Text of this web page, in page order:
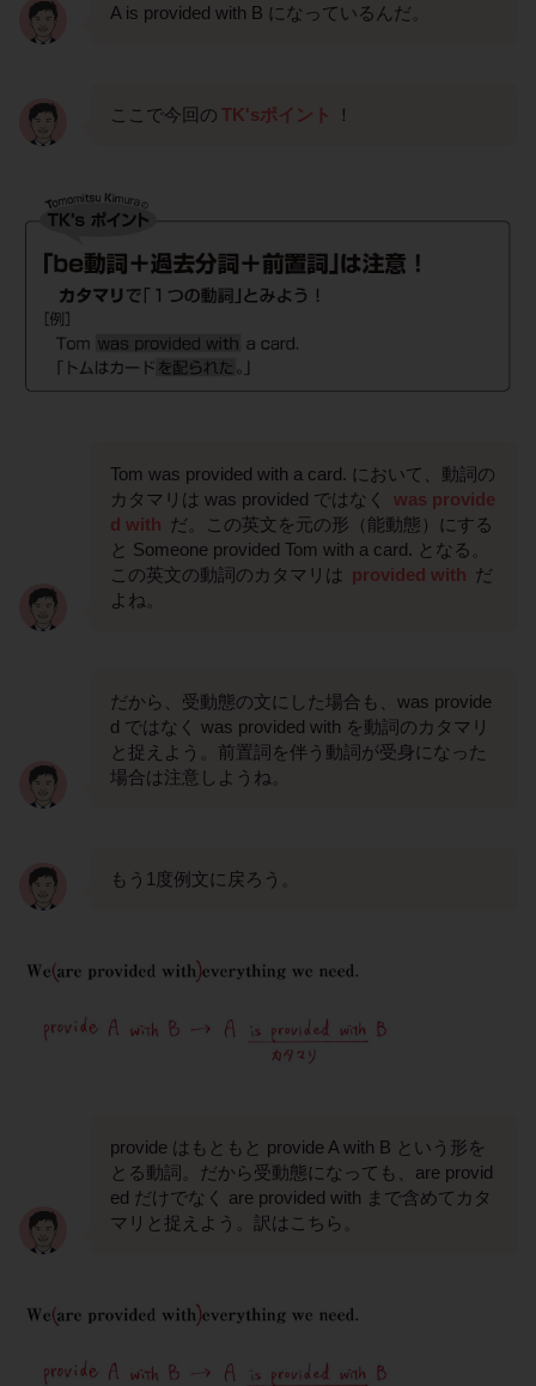
A is provided with B になっているんだ。
ここで今回の TK'sポイント ！
Tom was provided with a card. において、動詞の
カタマリは was provided ではなく
was provide
d with
だ。この英文を元の形（能動態）にする
と Someone provided Tom with a card. となる。
この英文の動詞のカタマリは provided with
だ
よね。
だから、受動態の文にした場合も、was provide
d ではなく was provided with を動詞のカタマリ
と捉えよう。前置詞を伴う動詞が受身になった
場合は注意しようね。
もう1度例文に戻ろう。
provide はもともと provide A with B という形を
とる動詞。だから受動態になっても、are provid
ed だけでなく are provided with まで含めてカタ
マリと捉えよう。訳はこちら。